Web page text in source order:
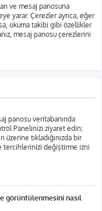
ve mesaj panosuna
yarar. Çerezler ayrıca, eğer
okuma takibi gibi özellikler
mesaj panosu çerezlerini
panosu veritabanında
Panelinizi ziyaret edin;
üzerine tıkladığınızda bir
tercihlerinizi değiştirme izni
görüntülenmesini nasıl